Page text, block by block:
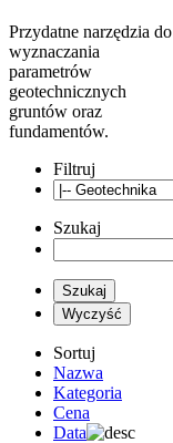
Przydatne narzędzia do
wyznaczania
parametrów
geotechnicznych
gruntów oraz
fundamentów.
Filtruj
Szukaj
Sortuj
Nazwa
Kategoria
Cena
Data